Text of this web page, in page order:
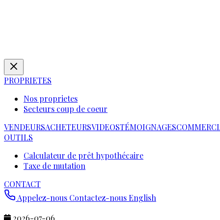
PROPRIETES
Nos proprietes
Secteurs coup de coeur
VENDEURSACHETEURSVIDEOSTÉMOIGNAGES
OUTILS
Calculateur de prêt hypothécaire
Taxe de mutation
CONTACT
Appelez-nous Contactez-nousEnglish
2026-07-06